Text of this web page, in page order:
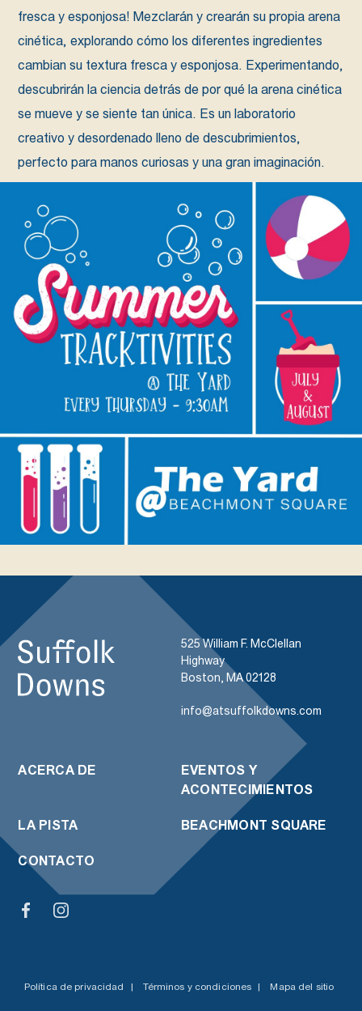
fresca y esponjosa! Mezclarán y crearán su propia arena
cinética, explorando cómo los diferentes ingredientes
cambian su textura fresca y esponjosa. Experimentando,
descubrirán la ciencia detrás de por qué la arena cinética
se mueve y se siente tan única. Es un laboratorio
creativo y desordenado lleno de descubrimientos,
perfecto para manos curiosas y una gran imaginación.
525 William F. McClellan
Highway
Boston, MA 02128
info@atsuffolkdowns.com
ACERCA DE
EVENTOS Y
ACONTECIMIENTOS
LA PISTA BEACHMONT SQUARE
CONTACTO
Política de privacidad | Términos y condiciones | Mapa del sitio